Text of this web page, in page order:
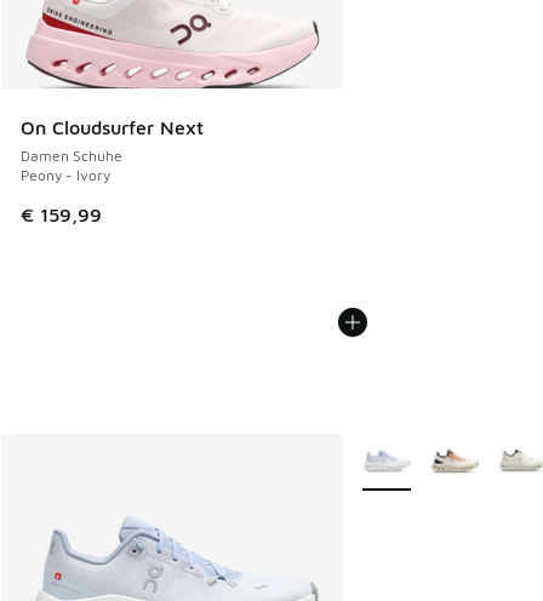
On Cloudsurfer Next
Damen Schuhe
Peony - Ivory
€ 159,99
Weitere Farben